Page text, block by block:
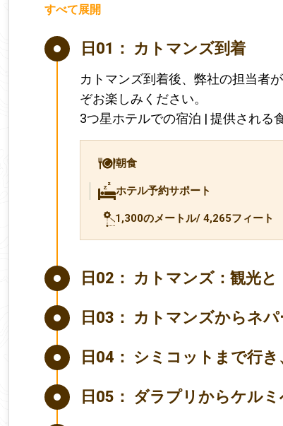
すべて展開
日01： カトマンズ到着
カトマンズ到着後、弊社の担当者
ぞお楽しみください。
3つ星ホテルでの宿泊 | 提供される
朝食
ホテル予約サポート
1,300のメートル/ 4,265フィート
日02： カトマンズ：観光
日03： カトマンズからネ
日04： シミコットまで行
日05： ダラプリからケルミ